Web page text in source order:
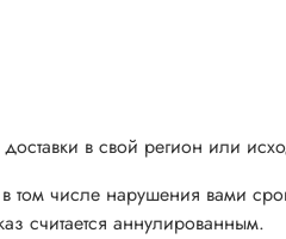
в свой регион или
числе нарушения вами
считается аннулированным.